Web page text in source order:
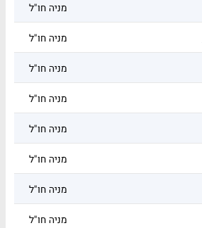
מניה חו"ל
מניה חו"ל
מניה חו"ל
מניה חו"ל
מניה חו"ל
מניה חו"ל
מניה חו"ל
מניה חו"ל